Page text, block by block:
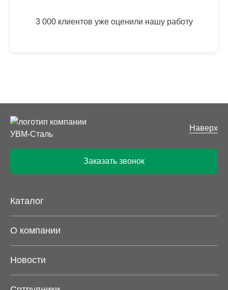
3 000 клиентов уже оценили нашу работу
Наверх
Заказать звонок
Каталог
О компании
Новости